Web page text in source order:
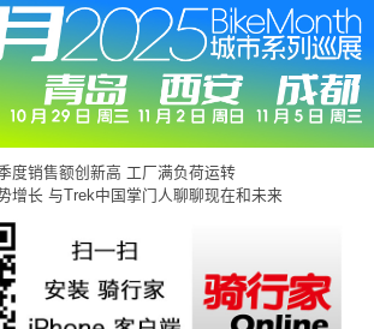
度销售额创新高 工厂满负荷运转
增长 与Trek中国掌门人聊聊现在和未来